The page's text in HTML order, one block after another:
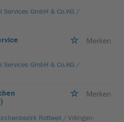
Services GmbH & Co.KG /
Merken
Services GmbH & Co.KG /
Merken
Rottweil / Villingen-